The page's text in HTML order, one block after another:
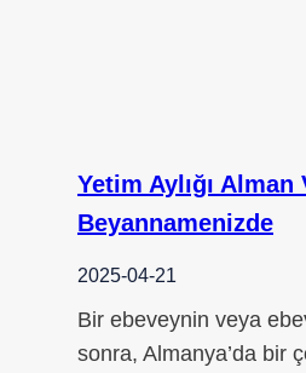
Yetim Aylığı Alman
Beyannamenizde
2025-04-21
Bir ebeveynin veya
sonra, Almanya’da bir